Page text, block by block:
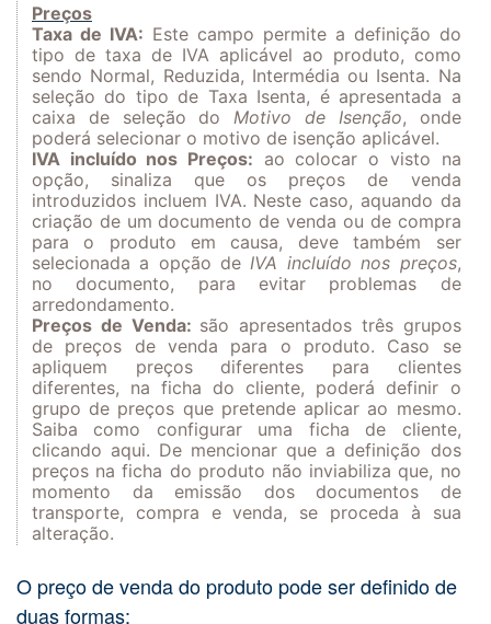
Preços
Taxa de IVA: Este campo permite a definição do
tipo de taxa de IVA aplicável ao produto, como
sendo Normal, Reduzida, Intermédia ou Isenta. Na
seleção do tipo de Taxa Isenta, é apresentada a
caixa de seleção do Motivo de Isenção, onde
poderá selecionar o motivo de isenção aplicável.
IVA incluído nos Preços: ao colocar o visto na
opção, sinaliza que os preços de venda
introduzidos incluem IVA. Neste caso, aquando da
criação de um documento de venda ou de compra
para o produto em causa, deve também ser
selecionada a opção de IVA incluído nos preços,
no documento, para evitar problemas de
arredondamento.
Preços de Venda: são apresentados três grupos
de preços de venda para o produto. Caso se
apliquem preços diferentes para clientes
diferentes, na ficha do cliente, poderá definir o
grupo de preços que pretende aplicar ao mesmo.
Saiba como configurar uma ficha de cliente,
clicando aqui. De mencionar que a definição dos
preços na ficha do produto não inviabiliza que, no
momento da emissão dos documentos de
transporte, compra e venda, se proceda à sua
alteração.
O preço de venda do produto pode ser definido de
duas formas: